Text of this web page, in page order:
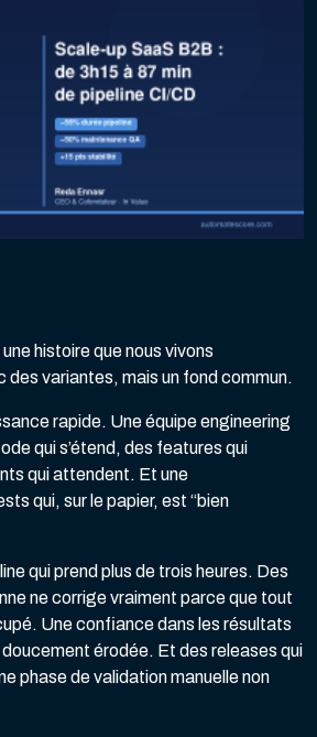
histoire que nous vivons
variantes, mais un fond commun.
rapide. Une équipe engineering
qui s’étend, des features qui
qui attendent. Et une
qui, sur le papier, est “bien
qui prend plus de trois heures. Des
ne corrige vraiment parce que tout
Une confiance dans les résultats
érodée. Et des releases qui
phase de validation manuelle non